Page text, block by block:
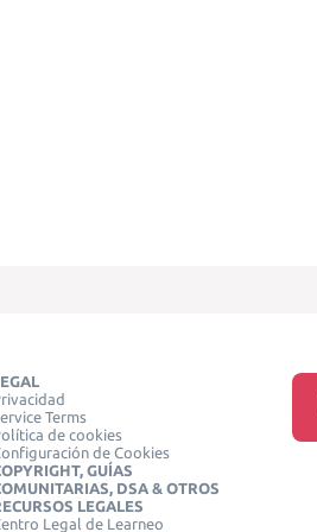
Terms
de cookies
de Cookies
GUÍAS
DSA & OTROS
LEGALES
Legal de Learneo